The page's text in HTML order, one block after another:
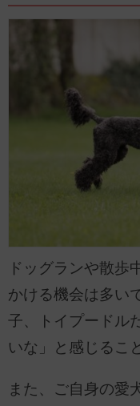
ドッグランや散歩
かける機会は多い
子、トイプードル
いな」と感じるこ
また、ご自身の愛